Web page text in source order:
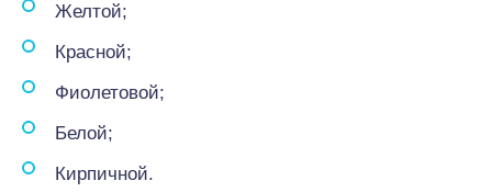
Желтой;
Красной;
Фиолетовой;
Белой;
Кирпичной.